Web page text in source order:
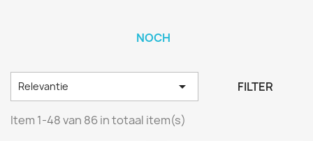
NOCH
Relevantie  FILTER
Item 1-48 van 86 in totaal item(s)